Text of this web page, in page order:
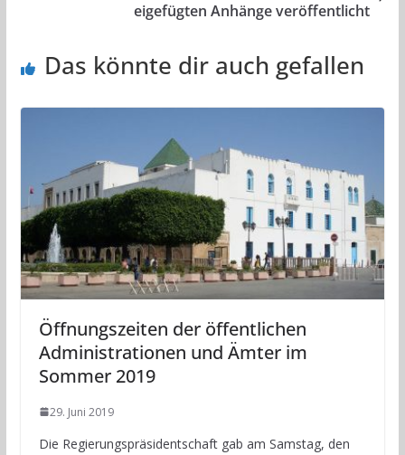
eigefügten Anhänge veröffentlicht
Das könnte dir auch gefallen
Öffnungszeiten der öffentlichen
Administrationen und Ämter im
Sommer 2019
29. Juni 2019
Die Regierungspräsidentschaft gab am Samstag, den